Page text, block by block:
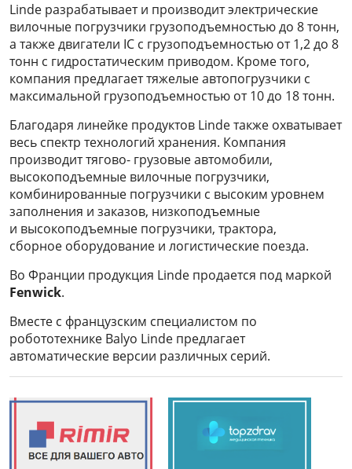
Linde разрабатывает и производит электрические
вилочные погрузчики грузоподъемностью до 8 тонн,
а также двигатели IC с грузоподъемностью от 1,2 до 8
тонн с гидростатическим приводом. Кроме того,
компания предлагает тяжелые автопогрузчики с
максимальной грузоподъемностью от 10 до 18 тонн.
Благодаря линейке продуктов Linde также охватывает
весь спектр технологий хранения. Компания
производит тягово- грузовые автомобили,
высокоподъемные вилочные погрузчики,
комбинированные погрузчики с высоким уровнем
заполнения и заказов, низкоподъемные
и высокоподъемные погрузчики, трактора,
сборное оборудование и логистические поезда.
Во Франции продукция Linde продается под маркой
Fenwick.
Вместе с французским специалистом по
робототехнике Balyo Linde предлагает
автоматические версии различных серий.